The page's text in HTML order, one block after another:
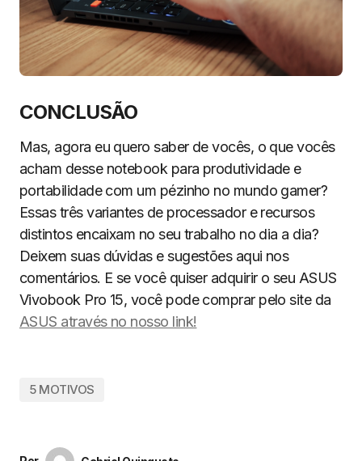
CONCLUSÃO
Mas, agora eu quero saber de vocês, o que vocês
acham desse notebook para produtividade e
portabilidade com um pézinho no mundo gamer?
Essas três variantes de processador e recursos
distintos encaixam no seu trabalho no dia a dia?
Deixem suas dúvidas e sugestões aqui nos
comentários. E se você quiser adquirir o seu ASUS
Vivobook Pro 15, você pode comprar pelo site da
ASUS através no nosso link!
5 MOTIVOS